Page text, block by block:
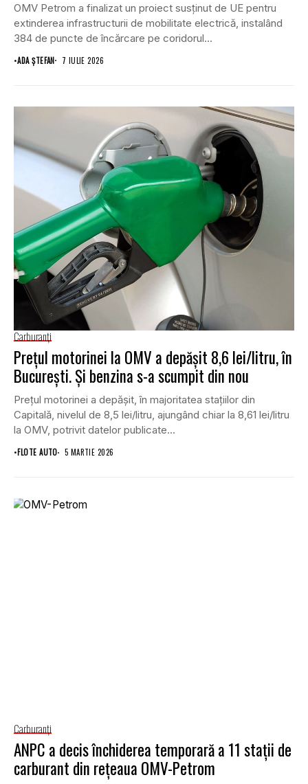
OMV Petrom a finalizat un proiect susținut de UE pentru
extinderea infrastructurii de mobilitate electrică, instalând
384 de puncte de încărcare pe coridorul...
•ADA ȘTEFAN 7 IULIE 2026
Carburanţi
Prețul motorinei la OMV a depășit 8,6 lei/litru, în
București. Și benzina s-a scumpit din nou
Prețul motorinei a depășit, în majoritatea stațiilor din
Capitală, nivelul de 8,5 lei/litru, ajungând chiar la 8,61 lei/litru
la OMV, potrivit datelor publicate...
•FLOTE AUTO 5 MARTIE 2026
Carburanţi
ANPC a decis închiderea temporară a 11 staţii de
carburant din reţeaua OMV-Petrom